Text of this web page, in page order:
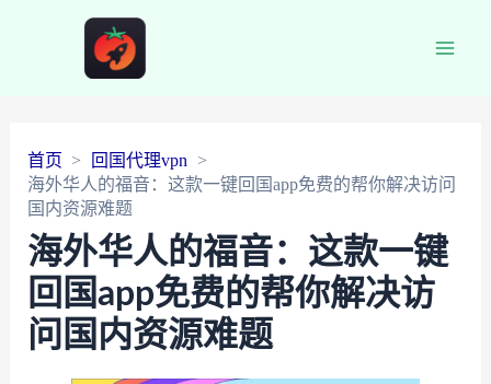
首页
回国代理vpn
海外华人的福音：这款一键回国app免费的帮你解决访问
国内资源难题
海外华人的福音：这款一键
回国app免费的帮你解决访
问国内资源难题